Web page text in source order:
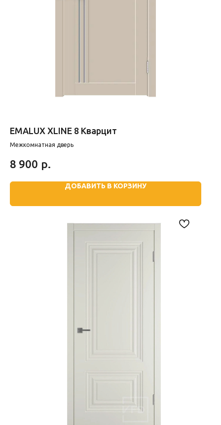
EMALUX XLINE 8 Кварцит
Межкомнатная дверь
8 900 р.
ДОБАВИТЬ В КОРЗИНУ